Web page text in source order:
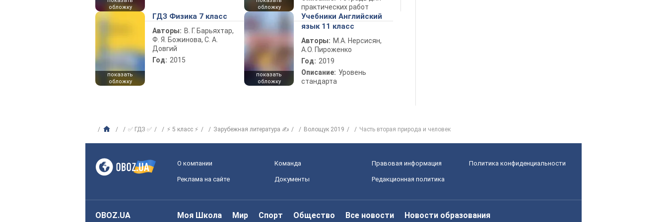
обложку
обложку
практических работ
показать
обложку
ГДЗ Физика 7 класс
Авторы: В. Г. Барьяхтар,
Ф. Я. Божинова, С. А.
Довгий
Год: 2015
показать
обложку
Учебники Английский
язык 11 класс
Авторы: М.А. Нерсисян,
А.О. Пироженко
Год: 2019
Описание: Уровень
стандарта
✅ ГДЗ ✅ ⚡ 5 класс ⚡ Зарубежная литература ✍ Волощук 2019 Часть вторая природа и человек
О компании Команда Правовая информация Политика конфиденциальности
Реклама на сайте Документы Редакционная политика
OBOZ.UA Моя Школа Мир Спорт Общество Все новости Новости образования